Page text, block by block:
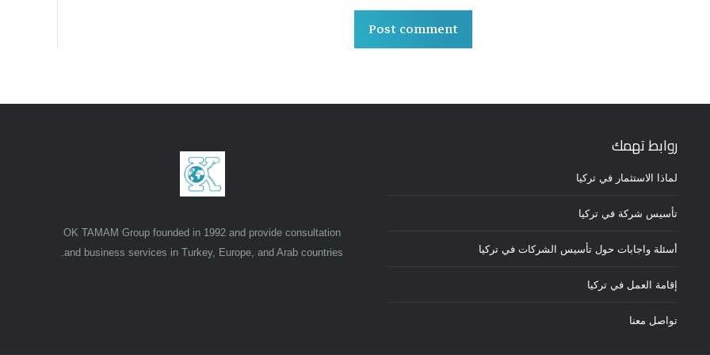
Post comment
روابط تهمك
لماذا الاستثمار في تركيا
تأسيس شركة في تركيا
أسئلة واجابات حول تأسيس الشركات في تركيا
إقامة العمل في تركيا
تواصل معنا
OK TAMAM Group founded in 1992 and provide consultation
and business services in Turkey, Europe, and Arab countries.